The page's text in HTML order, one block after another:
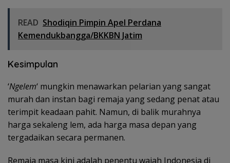
READ Shodiqin Pimpin Apel Perdana
Kemendukbangga/BKKBN Jatim
Kesimpulan
‘Ngelem‘ mungkin menawarkan pelarian yang sangat
murah dan instan bagi remaja yang sedang penat atau
terimpit keadaan pahit. Namun, di balik murahnya
harga sekaleng lem, ada harga masa depan yang
tergadaikan secara permanen.
Remaja masa kini adalah penentu wajah Indonesia di